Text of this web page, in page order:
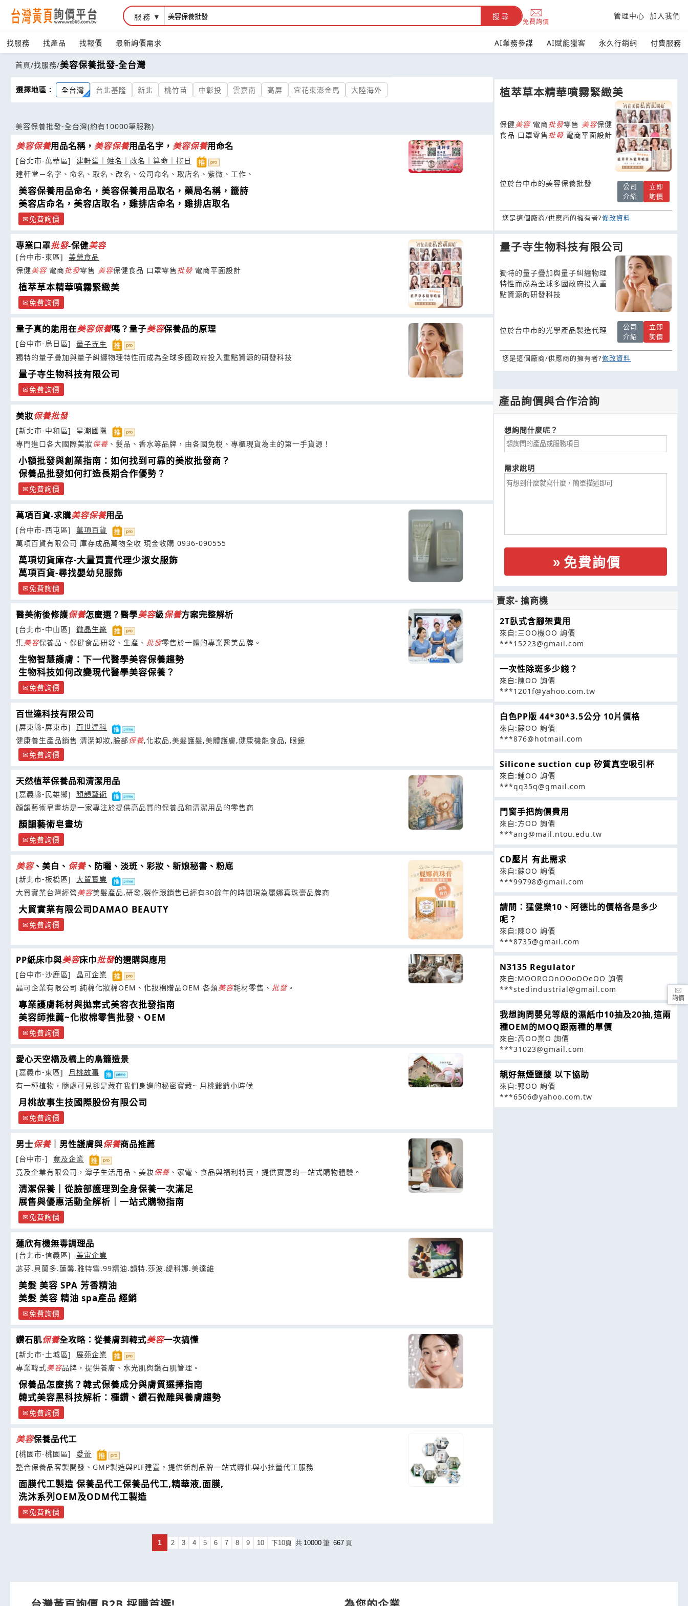
服務 搜尋
免費詢價
管理中心 加入我們
找服務 找產品 找報價 最新詢價需求 AI業務參謀 AI賦能獵客 永久行銷網 付費服務
首頁/找服務/美容保養批發-全台灣
選擇地區 : 全台灣 台北基隆 新北 桃竹苗 中彰投 雲嘉南 高屏 宜花東澎金馬 大陸海外
美容保養批發-全台灣(約有10000筆服務)
美容保養用品名稱， 美容保養用品名字， 美容保養用命名
[台北市-萬華區]
建軒堂｜姓名｜改名｜算命｜擇日
建軒堂－名字、命名、取名、改名、公司命名、取店名、紫微、工作、
美容保養用品命名，美容保養用品取名，藥局名稱，籤詩
美容店命名，美容店取名，雞排店命名，雞排店取名
免費詢價
專業口罩批發-保健美容
[台中市-東區]
美榮食品
保健美容電商批發零售 美容保健食品 口罩零售批發電商平面設計
植萃草本精華噴霧緊緻美
免費詢價
量子真的能用在美容保養嗎？量子美容保養品的原理
[台中市-烏日區]
量子寺生
獨特的量子疊加與量子糾纏物理特性而成為全球多國政府投入重點資源的研發科技
量子寺生物科技有限公司
免費詢價
美妝保養批發
[新北市-中和區]
星潮國際
專門進口各大國際美妝保養 、髮品、香水等品牌，由各國免稅、專櫃現貨為主的第一手貨源！
小額批發與創業指南：如何找到可靠的美妝批發商？
保養品批發如何打造長期合作優勢？
免費詢價
萬項百貨-求購美容保養用品
[台中市-西屯區]
萬項百貨
萬項百貨有限公司 庫存成品萬物全收 現金收購 0936-090555
萬項切貨庫存-大量買賣代理少淑女服飾
萬項百貨-尋找嬰幼兒服飾
免費詢價
醫美術後修護保養怎麼選？醫學美容級保養方案完整解析
[台北市-中山區]
微晶生醫
集美容保養品、保健食品研發、生產、 批發零售於一體的專業醫美品牌。
生物智慧護膚：下一代醫學美容保養趨勢
生物科技如何改變現代醫學美容保養？
免費詢價
百世達科技有限公司
[屏東縣-屏東市]
百世達科
健康養生產品銷售 清潔卸妝,臉部 保養,化妝品,美髮護髮,美體護膚,健康機能食品, 眼鏡
免費詢價
天然植萃保養品和清潔用品
[嘉義縣-民雄鄉]
顏韻藝術
顏韻藝術皂畫坊是一家專注於提供高品質的保養品和清潔用品的零售商
顏韻藝術皂畫坊
免費詢價
美容、美白、 保養、防曬、淡斑、彩妝、新娘秘書、粉底
[新北市-板橋區]
大貿實業
大貿實業台灣經營 美容美髮產品,研發,製作跟銷售已經有30餘年的時間現為麗娜真珠膏品牌商
大貿實業有限公司DAMAO BEAUTY
免費詢價
PP紙床巾與美容床巾批發的選購與應用
[台中市-沙鹿區]
晶可企業
晶可企業有限公司 純棉化妝棉OEM、化妝棉贈品OEM 各類美容耗材零售、 批發。
專業護膚耗材與拋棄式美容衣批發指南
美容師推薦~化妝棉零售批發、OEM
免費詢價
愛心天空橋及橋上的鳥籠造景
[嘉義市-東區]
月桃故事
有一種植物，隨處可見卻是藏在我們身邊的秘密寶藏~ 月桃爺爺小時候
月桃故事生技國際股份有限公司
免費詢價
男士保養｜男性護膚與保養商品推薦
[台中市-]
竟及企業
竟及企業有限公司，潭子生活用品、美妝保養 、家電、食品與福利特賣，提供實惠的一站式購物體驗。
清潔保養｜從臉部護理到全身保養一次滿足
展售與優惠活動全解析｜一站式購物指南
免費詢價
蓮欣有機無毒調理品
[台北市-信義區]
美宙企業
苾芬.貝蘭多.蓮馨.雅特雪.99精油.韻特.莎波.緹科娜.美達維
美髮 美容 SPA 芳香精油
美髮 美容 精油 spa產品 經銷
免費詢價
鑽石肌保養全攻略：從養膚到韓式美容一次搞懂
[新北市-土城區]
展苑企業
專業韓式美容品牌，提供養膚、水光肌與鑽石肌管理。
保養品怎麼挑？韓式保養成分與膚質選擇指南
韓式美容黑科技解析：種鑽、鑽石微雕與養膚趨勢
免費詢價
美容保養品代工
[桃園市-桃園區]
愛蕾
整合保養品客製開發、GMP製造與PIF建置。提供新創品牌一站式孵化與小批量代工服務
面膜代工製造 保養品代工保養品代工,精華液,面膜,
洗沐系列OEM及ODM代工製造
免費詢價
1 2 3 4 5 6 7 8 9 10 下10頁 共 10000 筆 667 頁
植萃草本精華噴霧緊緻美
保健美容電商批發零售 美容保健
食品 口罩零售批發電商平面設計
位於台中市的美容保養批發
公司
介紹
立即
詢價
您是這個廠商/供應商的擁有者?修改資料
量子寺生物科技有限公司
獨特的量子疊加與量子糾纏物理
特性而成為全球多國政府投入重
點資源的研發科技
位於台中市的光學產品製造代理
公司
介紹
立即
詢價
您是這個廠商/供應商的擁有者?修改資料
產品詢價與合作洽詢
想詢問什麼呢？
需求說明
免費詢價
賣家- 搶商機
2T臥式含腳架費用
來自:三OO機OO 詢價
***15223@gmail.com
一次性除斑多少錢？
來自:陳OO 詢價
***1201f@yahoo.com.tw
白色PP版 44*30*3.5公分 10片價格
來自:蘇OO 詢價
***876@hotmail.com
Silicone suction cup 矽質真空吸引杯
來自:鍾OO 詢價
***qq35q@gmail.com
門窗手把詢價費用
來自:方OO 詢價
***ang@mail.ntou.edu.tw
CD壓片 有此需求
來自:蘇OO 詢價
***99798@gmail.com
請問：猛健樂10、阿德比的價格各是多少
呢？
來自:陳OO 詢價
***8735@gmail.com
N3135 Regulator
來自:MOOROOnOOoOOeOO 詢價
***stedindustrial@gmail.com
我想詢問嬰兒等級的濕紙巾10抽及20抽,這兩
種OEM的MOQ跟兩種的單價
來自:高OO業O 詢價
***31023@gmail.com
親好無煙鹽酸 以下協助
來自:郭OO 詢價
***6506@yahoo.com.tw
詢價